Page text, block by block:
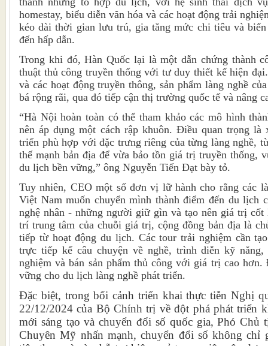
homestay, biểu diễn văn hóa và các hoạt động trải
kéo dài thời gian lưu trú, gia tăng mức chi tiêu và
đến hấp dẫn.
Trong khi đó, Hàn Quốc lại là một dẫn chứng thành
thuật thủ công truyền thống với tư duy thiết kế hiện
và các hoạt động truyền thông, sản phẩm làng nghề
bá rộng rãi, qua đó tiếp cận thị trường quốc tế và nâng
“Hà Nội hoàn toàn có thể tham khảo các mô hình
nên áp dụng một cách rập khuôn. Điều quan trọng là
triển phù hợp với đặc trưng riêng của từng làng nghề,
thế mạnh bản địa để vừa bảo tồn giá trị truyền thống,
du lịch bền vững,” ông Nguyễn Tiến Đạt bày tỏ.
Tuy nhiên, CEO một số đơn vị lữ hành cho rằng các
Việt Nam muốn chuyển mình thành điểm đến du lịch
nghệ nhân - những người giữ gìn và tạo nên giá trị
trí trung tâm của chuỗi giá trị, cộng đồng bản địa là
tiếp từ hoạt động du lịch. Các tour trải nghiệm cần
trực tiếp kể câu chuyện về nghề, trình diễn kỹ
nghiệm và bán sản phẩm thủ công với giá trị cao
vững cho du lịch làng nghề phát triển.
Đặc biệt, trong bối cảnh triển khai thực tiễn Nghị
22/12/2024 của Bộ Chính trị về đột phá phát triển
mới sáng tạo và chuyển đổi số quốc gia, Phó Chủ
Chuyên Mỹ nhấn mạnh, chuyển đổi số không chỉ